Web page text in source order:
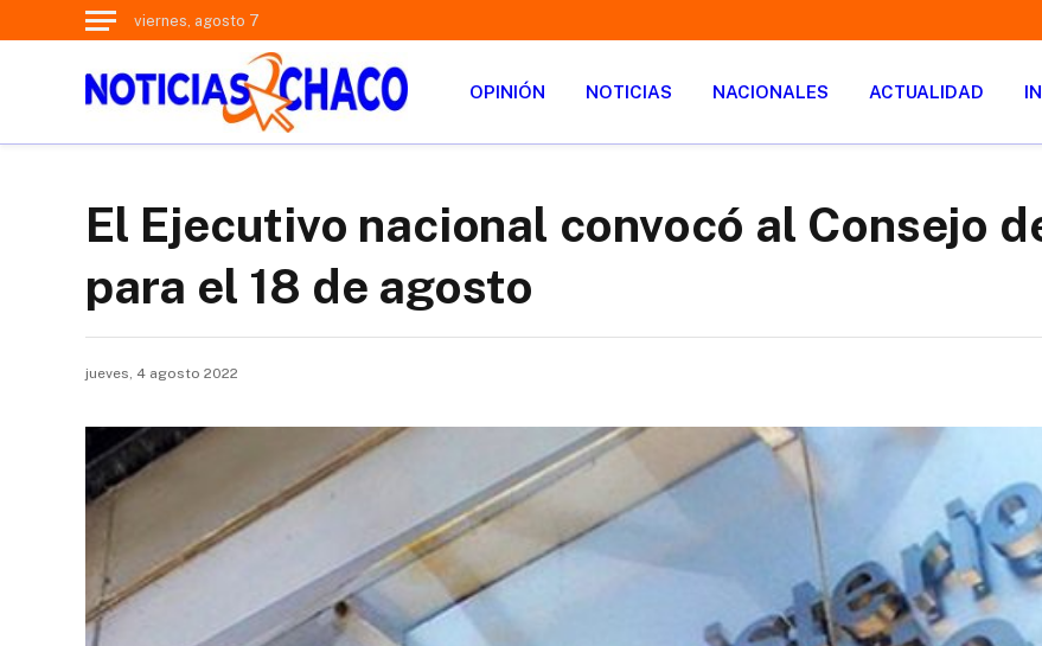
viernes, agosto 7
OPINIÓN NOTICIAS NACIONALES ACTUALIDAD
El Ejecutivo nacional convocó al Consejo
para el 18 de agosto
jueves, 4 agosto 2022